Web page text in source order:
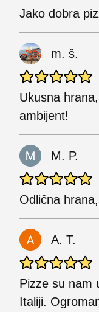
Jako dobra
m. š.
Ukusna
ambijent!
M. P.
Odlična
A. T.
Pizze su nam
Italiji.